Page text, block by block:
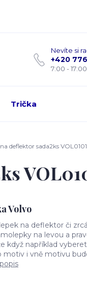
Nevíte si
+420 776
7:00 -
Trička
deflektor sada2ks
Volvo
na deflektor či
na levou a
když například
motiv i vně motivu